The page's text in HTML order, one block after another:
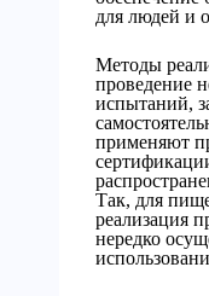
для людей и
Методы
проведение
испытаний,
применяют
Так, для
реализация
нередко